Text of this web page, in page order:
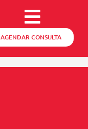
AGENDAR CONSULTA